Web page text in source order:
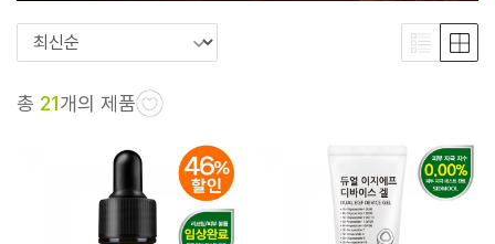
총 21개의 제품